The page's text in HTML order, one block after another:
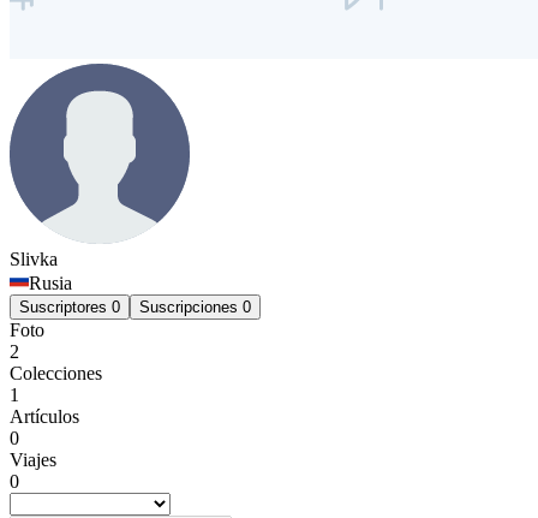
Slivka
Rusia
Suscriptores 0 Suscripciones 0
Foto
2
Colecciones
1
Artículos
0
Viajes
0